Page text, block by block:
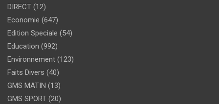
DIRECT (12)
Economie (647)
Edition Speciale (54)
Education (992)
Environnement (123)
Faits Divers (40)
GMS MATIN (13)
GMS SPORT (20)